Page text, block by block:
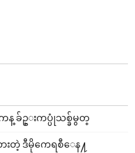
ခ်ဥ္းကပ္ပုံသစ္ခ်မွတ္
းတဲ့ ဒီမိုကေရစီေန႔